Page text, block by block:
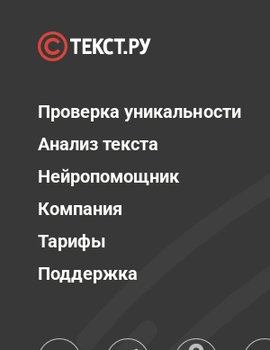
Проверка уникальности
Анализ текста
Нейропомощник
Компания
Тарифы
Поддержка